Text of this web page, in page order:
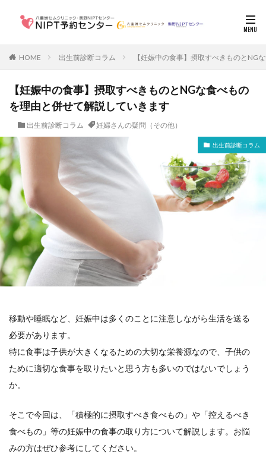
HOME 出生前診断コラム 【妊娠中の食事】摂取すべきものとNG
【妊娠中の食事】摂取すべきものとNGな食べもの
を理由と併せて解説していきます
出生前診断コラム 妊婦さんの疑問（その他）
出生前診断コラム
移動や睡眠など、妊娠中は多くのことに注意しながら生活を送る
必要があります。
特に食事は子供が大きくなるための大切な栄養源なので、子供の
ために適切な食事を取りたいと思う方も多いのではないでしょう
か。
そこで今回は、「積極的に摂取すべき食べもの」や「控えるべき
食べもの」等の妊娠中の食事の取り方について解説します。お悩
みの方はぜひ参考にしてください。